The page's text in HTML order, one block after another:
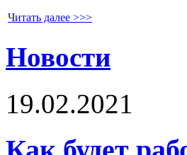
Читать далее >>>
Новости
19.02.2021